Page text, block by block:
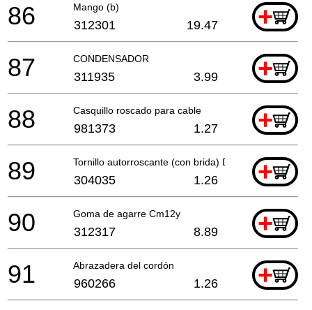
Mango (b) +
86 312301 19.47
CONDENSADOR +
87 311935 3.99
Casquillo roscado para cable +
88 981373 1.27
Tornillo autorroscante (con brida) D4x25 (negro)
+
89 304035 1.26
Goma de agarre Cm12y +
90 312317 8.89
Abrazadera del cordón +
91 960266 1.26